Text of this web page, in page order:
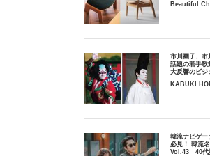
Beautiful
市川團子、市
話題の若手歌
大反響のビジ
KABUKI
韓流ナビゲー
必見！ 韓流
Vol.43 40代